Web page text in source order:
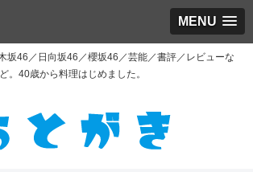
MENU
坂46／日向坂46／櫻坂46／芸能／書評／レビューな
ど。40歳から料理はじめました。